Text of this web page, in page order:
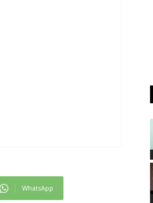
WhatsApp